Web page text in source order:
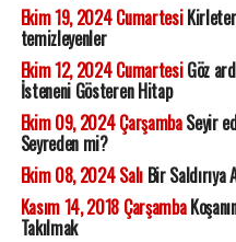
Ekim 19, 2024 Cumartesi
temizleyenler
Ekim 12, 2024 CumartesiGöz
İsteneni Gösteren Hitap
Ekim 09, 2024 ÇarşambaSeyir
Seyreden mi?
Ekim 08, 2024 SalıBir Saldırıya
Kasım 14, 2018 Çarşamba
Takılmak